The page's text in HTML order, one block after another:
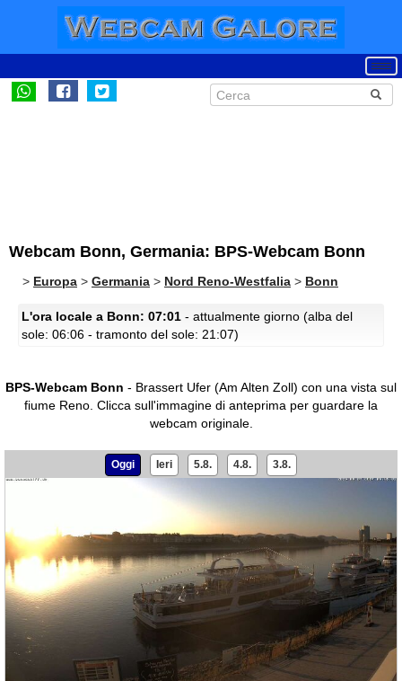
Webcam Bonn, Germania: BPS-Webcam Bonn
> Europa > Germania > Nord Reno-Westfalia > Bonn
L'ora locale a Bonn: 07:01 - attualmente giorno (alba del
sole: 06:06 - tramonto del sole: 21:07)
BPS-Webcam Bonn - Brassert Ufer (Am Alten Zoll) con una vista sul
fiume Reno. Clicca sull'immagine di anteprima per guardare la
webcam originale.
Oggi Ieri 5.8. 4.8. 3.8.